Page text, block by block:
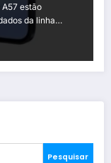
estão
da linha…
Pesquisar